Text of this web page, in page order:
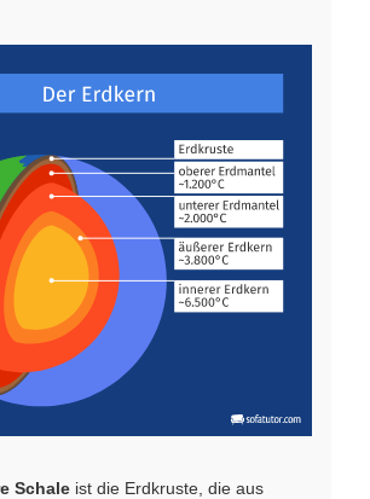
Schale ist die Erdkruste, die aus